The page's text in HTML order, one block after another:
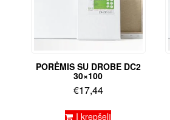
PORĖMIS SU DROBE DC2
30×100
€17,44
Į krepšelį